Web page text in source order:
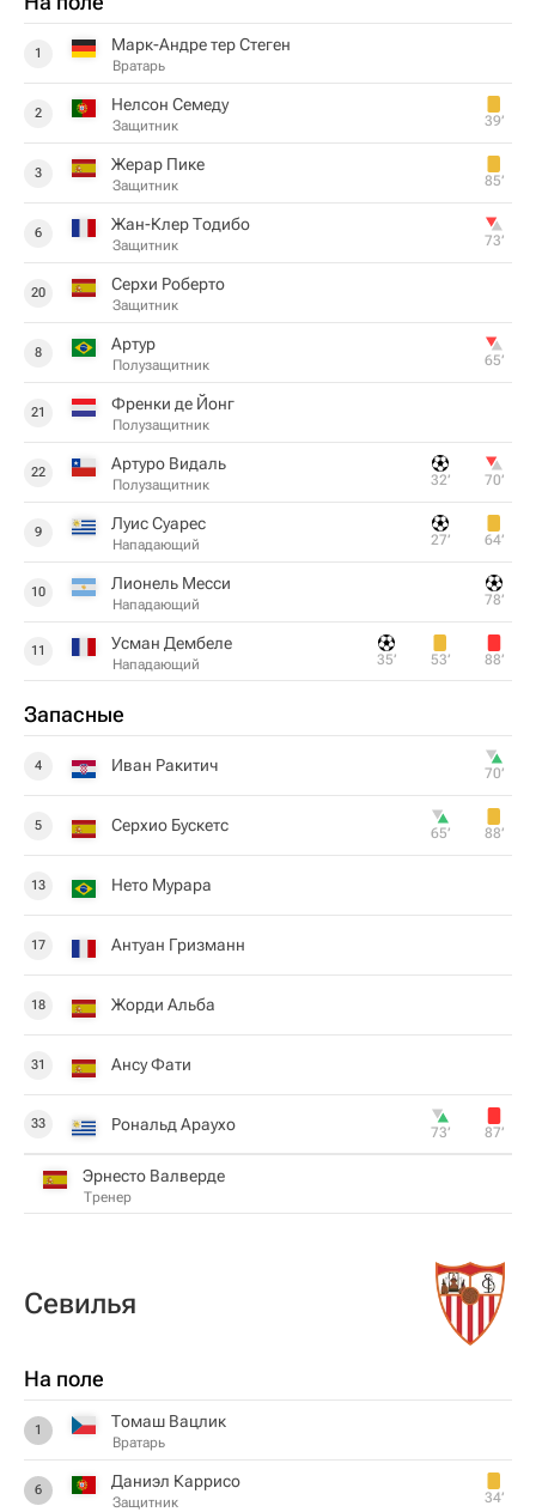
1 Марк-Андре тер Стеген
Вратарь
2 Нелсон Семеду
Защитник 39‎’‎
3 Жерар Пике
Защитник 85‎’‎
6 Жан-Клер Тодибо
Защитник 73‎’‎
20 Серхи Роберто
Защитник
8 Артур
Полузащитник 65‎’‎
21 Френки де Йонг
Полузащитник
22 Артуро Видаль
Полузащитник 32‎’‎ 70‎’‎
9 Луис Суарес
Нападающий 27‎’‎ 64‎’‎
10 Лионель Месси
Нападающий 78‎’‎
11 Усман Дембеле
Нападающий 35‎’‎ 53‎’‎ 88‎’‎
Запасные
4 Иван Ракитич 70‎’‎
5 Серхио Бускетс 65‎’‎ 88‎’‎
13 Нето Мурара
17 Антуан Гризманн
18 Жорди Альба
31 Ансу Фати
33 Рональд Араухо 73‎’‎ 87‎’‎
Эрнесто Валверде
Тренер
Севилья
На поле
1 Томаш Вацлик
Вратарь
6 Даниэл Каррисо
Защитник 34‎’‎